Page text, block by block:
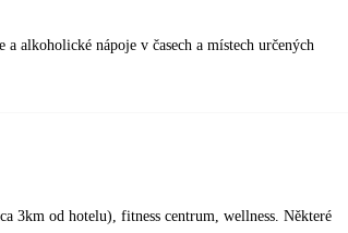
alkoholické nápoje v časech a místech určených
3km od hotelu), fitness centrum, wellness. Některé